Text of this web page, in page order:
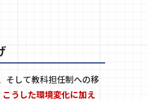
そして教科担任制への移
こうした環境変化に加え